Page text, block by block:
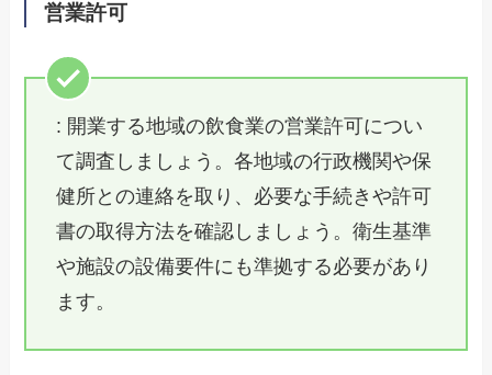
営業許可
: 開業する地域の飲食業の営業許可につい
て調査しましょう。各地域の行政機関や保
健所との連絡を取り、必要な手続きや許可
書の取得方法を確認しましょう。衛生基準
や施設の設備要件にも準拠する必要があり
ます。